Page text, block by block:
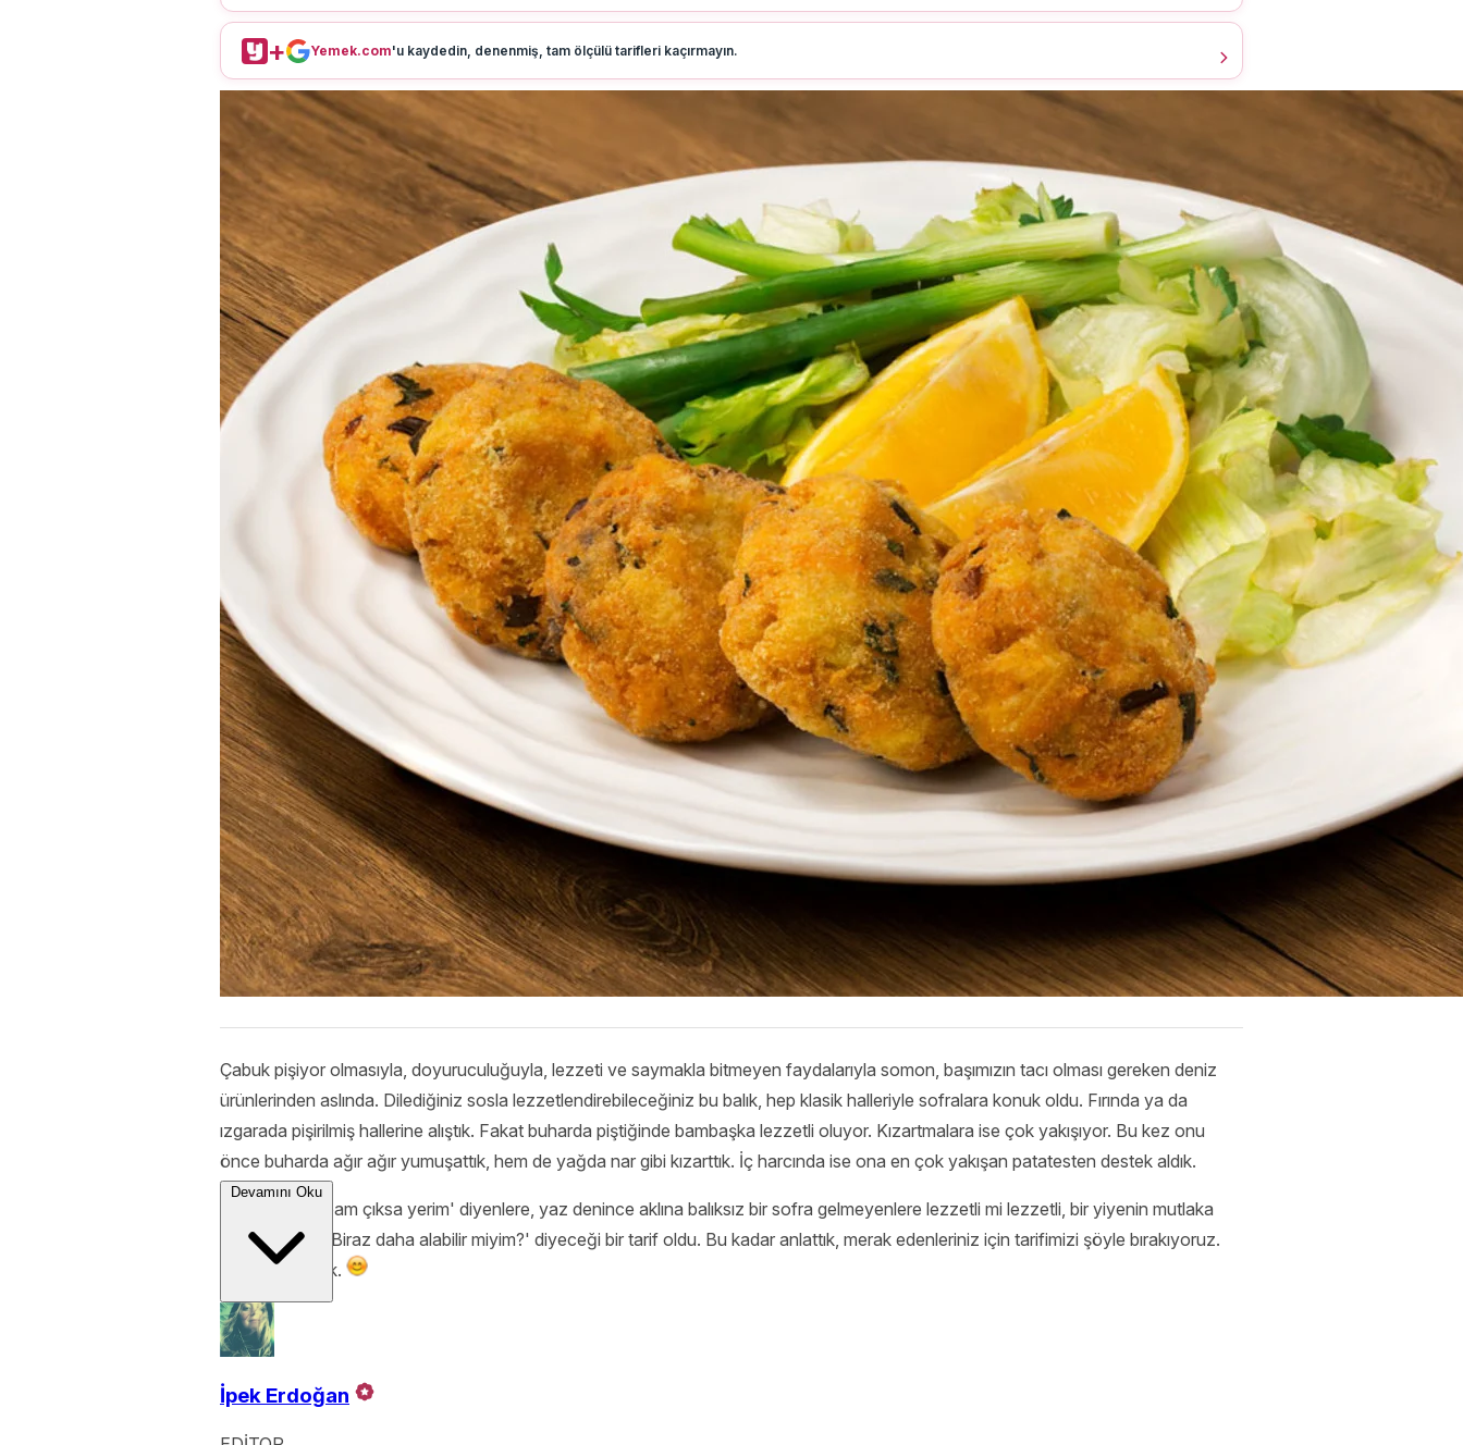
+ Yemek.com'u kaydedin, denenmiş, tam ölçülü tarifleri kaçırmayın.
Çabuk pişiyor olmasıyla, doyuruculuğuyla, lezzeti ve saymakla bitmeyen faydalarıyla somon, başımızın tacı olması gereken deniz
ürünlerinden aslında. Dilediğiniz sosla lezzetlendirebileceğiniz bu balık, hep klasik halleriyle sofralara konuk oldu. Fırında ya da
ızgarada pişirilmiş hallerine alıştık. Fakat buharda piştiğinde bambaşka lezzetli oluyor. Kızartmalara ise çok yakışıyor. Bu kez onu
önce buharda ağır ağır yumuşattık, hem de yağda nar gibi kızarttık. İç harcında ise ona en çok yakışan patatesten destek aldık.
'Denizden babam çıksa yerim' diyenlere, yaz denince aklına balıksız bir sofra gelmeyenlere lezzetli mi lezzetli, bir yiyenin mutlaka
tarifini isteyip 'Biraz daha alabilir miyim?' diyeceği bir tarif oldu. Bu kadar anlattık, merak edenleriniz için tarifimizi şöyle bırakıyoruz.
Ellerinize sağlık.
Devamını Oku
İpek Erdoğan